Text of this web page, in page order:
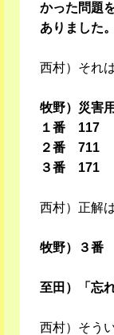
かった問題
ありました
西村）それ
牧野）災害
１番 117
２番 711
３番 171
西村）正解
牧野）３番
至田）「忘
西村）そう